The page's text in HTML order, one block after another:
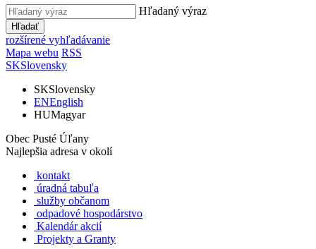
Hľadaný výraz
Hľadať
rozšírené vyhľadávanie
Mapa webu RSS
SKSlovensky
SKSlovensky
ENEnglish
HUMagyar
Obec Pusté Úľany
Najlepšia adresa v okolí
kontakt
úradná tabuľa
služby občanom
odpadové hospodárstvo
Kalendár akcií
Projekty a Granty